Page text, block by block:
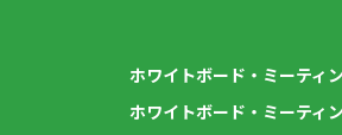
ホワイトボード・ミーティ
ホワイトボード・ミーティ